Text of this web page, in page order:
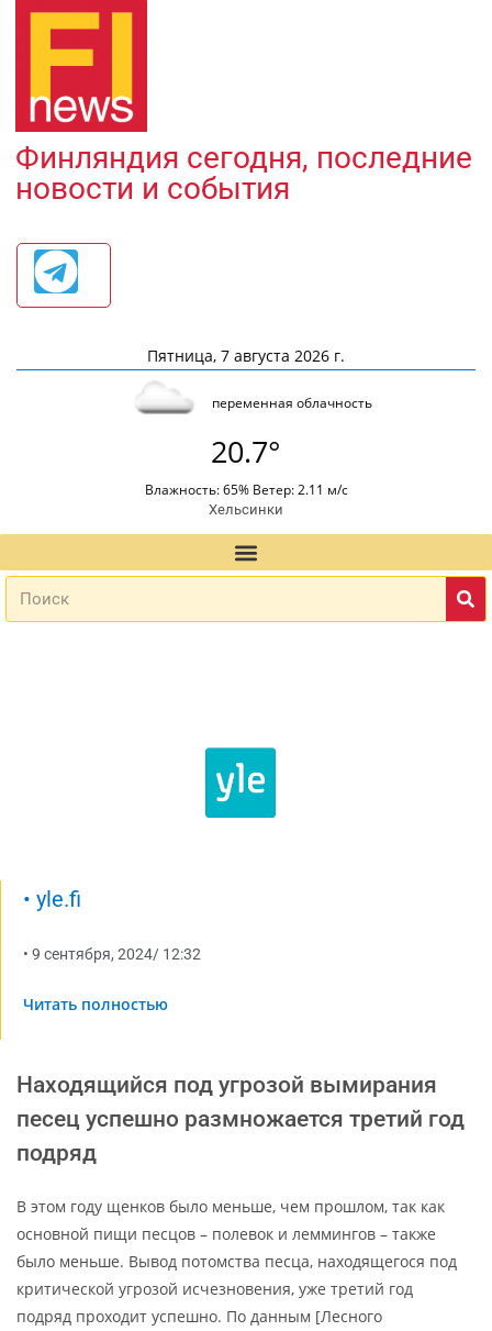
Финляндия сегодня, последние
новости и события
Пятница, 7 августа 2026 г.
переменная облачность
20.7°
Влажность: 65% Ветер: 2.11 м/с
Хельсинки
• yle.fi
• 9 сентября, 2024/ 12:32
Читать полностью
Находящийся под угрозой вымирания
песец успешно размножается третий год
подряд
В этом году щенков было меньше, чем прошлом, так как
основной пищи песцов – полевок и леммингов – также
было меньше. Вывод потомства песца, находящегося под
критической угрозой исчезновения, уже третий год
подряд проходит успешно. По данным [Лесного